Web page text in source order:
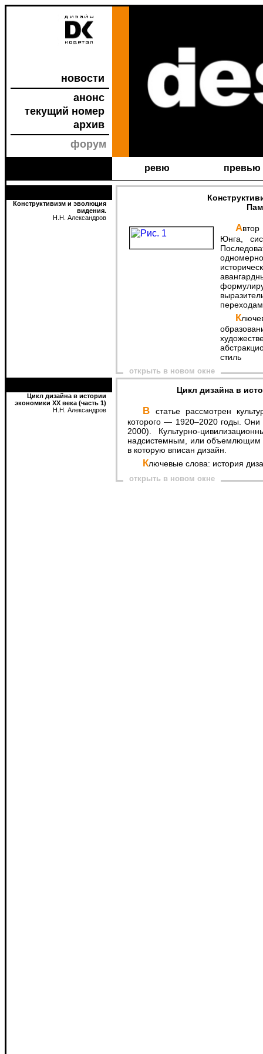
новости
анонс
текущий номер
архив
форум
ревю превью
Конструктивизм и эволюция
видения.
Н.Н. Александров
Автор в статье раскрывает взаимосвязи архетипов
Юнга,
Ключевые слова: конструктивизм, дизайн-
стиль
открыть в новом окне
Цикл дизайна в истории
экономики ХХ века (часть 1)
Н.Н. Александров
Цикл дизайна в
В статье рассмотрен культурно-цивилизационный цикл ХХ века, пределы
которого — 1920–2020 годы. Они
2000). Культурно-
надсистемным, или объемлющим
в которую вписан дизайн.
Ключевые слова: история
открыть в новом окне